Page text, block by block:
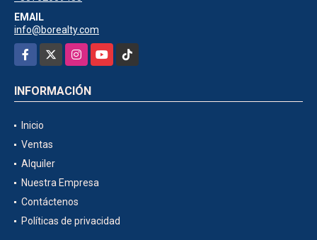
EMAIL
info@borealty.com
Facebook
InstagramYouTubeTikTok
INFORMACIÓN
Inicio
Ventas
Alquiler
Nuestra Empresa
Contáctenos
Políticas de privacidad